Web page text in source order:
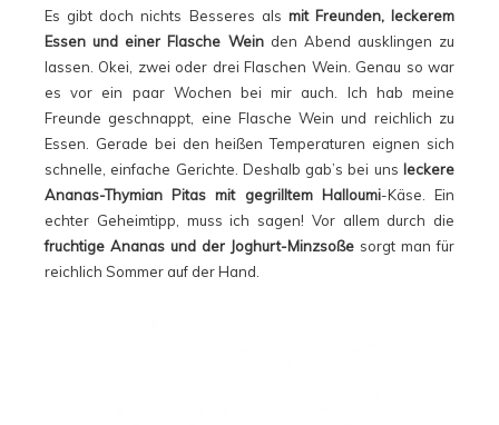
Es gibt doch nichts Besseres als mit Freunden, leckerem
Essen und einer Flasche Weinden Abend ausklingen zu
lassen. Okei, zwei oder drei Flaschen Wein. Genau so war
es vor ein paar Wochen bei mir auch. Ich hab meine
Freunde geschnappt, eine Flasche Wein und reichlich zu
Essen. Gerade bei den heißen Temperaturen eignen sich
schnelle, einfache Gerichte. Deshalb gab’s bei uns leckere
Ananas-Thymian Pitas mit gegrilltem Halloumi-Käse. Ein
echter Geheimtipp, muss ich sagen! Vor allem durch die
fruchtige Ananas und der Joghurt-Minzsoße sorgt man für
reichlich Sommer auf der Hand.